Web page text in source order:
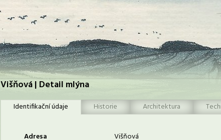
Višňová | Detail mlýna
Identifikační údaje
Historie Architektura
Adresa Višňová